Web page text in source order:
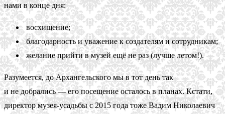
нами в конце дня:
восхищение;
благодарность и уважение к создателям и сотрудникам;
желание прийти в музей ещё не раз (лучше летом!).
Разумеется, до Архангельского мы в тот день так
и не добрались — его посещение осталось в планах. Кстати,
директор музея-усадьбы с 2015 года тоже Вадим Николаевич